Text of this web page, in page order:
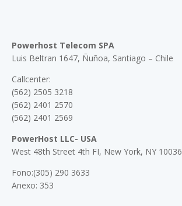
Powerhost Telecom SPA
Luis Beltran 1647, Ñuñoa, Santiago – Chile
Callcenter:
(562) 2505 3218
(562) 2401 2570
(562) 2401 2569
PowerHost LLC- USA
West 48th Street 4th FI, New York, NY 10036
Fono:(305) 290 3633
Anexo: 353